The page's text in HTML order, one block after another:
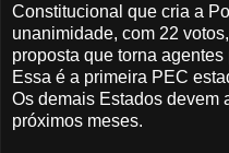
Constitucional que cria a
unanimidade, com 22
proposta que torna
Essa é a primeira PEC
Os demais Estados devem
próximos meses.